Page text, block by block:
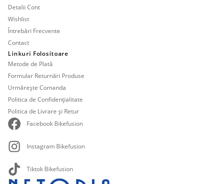
Detalii Cont
Wishlist
Întrebări Frecvente
Contact
Linkuri Folositoare
Metode de Plată
Formular Returnări Produse
Urmărește Comanda
Politica de Confidențialitate
Politica de Livrare și Retur
Facebook Bikefusion
Instagram Bikefusion
Tiktok Bikefusion